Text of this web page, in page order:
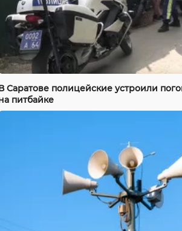
Саратове полицейские устроили
питбайке